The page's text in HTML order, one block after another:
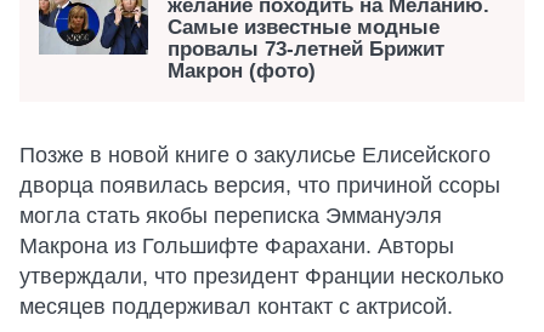
желание походить на Меланию.
Самые известные модные
провалы 73-летней Брижит
Макрон (фото)
Позже в новой книге о закулисье Елисейского
дворца появилась версия, что причиной ссоры
могла стать якобы переписка Эммануэля
Макрона из Гольшифте Фарахани. Авторы
утверждали, что президент Франции несколько
месяцев поддерживал контакт с актрисой.